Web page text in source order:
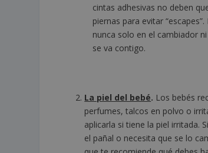
cintas adhesivas no deben
piernas para evitar
nunca solo en el cambiador
se va contigo.
La piel del bebé. Los bebés
perfumes, talcos en polvo o
aplicarla si tiene la piel irritada.
el pañal o necesita que se lo